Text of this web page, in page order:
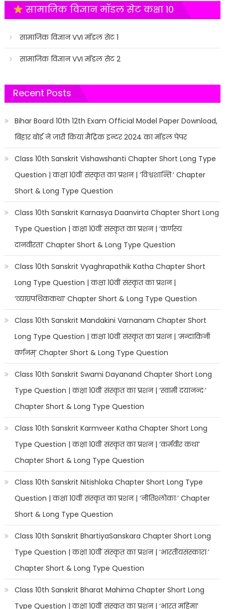
सामाजिक विज्ञान मॉडल सेट कक्षा 10
सामाजिक विज्ञान VVI मॉडल सेट 1
सामाजिक विज्ञान VVI मॉडल सेट 2
Recent Posts
Bihar Board 10th 12th Exam Official Model Paper Download,
बिहार बोर्ड ने जारी किया मैट्रिक इन्टर 2024 का मॉडल पेपर
Class 10th Sanskrit Vishawshanti Chapter Short Long Type
Question | कक्षा 10वीं संस्कृत का प्रशन | ‘विश्वशान्तिः’ Chapter
Short & Long Type Question
Class 10th Sanskrit Karnasya Daanvirta Chapter Short Long
Type Question | कक्षा 10वीं संस्कृत का प्रशन | ‘कर्णस्य
दानवीरता’ Chapter Short & Long Type Question
Class 10th Sanskrit Vyaghrapathik Katha Chapter Short
Long Type Question | कक्षा 10वीं संस्कृत का प्रशन |
‘व्याघ्रपथिककथा’ Chapter Short & Long Type Question
Class 10th Sanskrit Mandakini Varnanam Chapter Short
Long Type Question | कक्षा 10वीं संस्कृत का प्रशन | ‘मन्दाकिनी
वर्णनम्’ Chapter Short & Long Type Question
Class 10th Sanskrit Swami Dayanand Chapter Short Long
Type Question | कक्षा 10वीं संस्कृत का प्रशन | ‘स्वामी दयानन्दः’
Chapter Short & Long Type Question
Class 10th Sanskrit Karmveer Katha Chapter Short Long
Type Question | कक्षा 10वीं संस्कृत का प्रशन | ‘कर्मवीर कथा’
Chapter Short & Long Type Question
Class 10th Sanskrit Nitishloka Chapter Short Long Type
Question | कक्षा 10वीं संस्कृत का प्रशन | ‘नीतिश्लोकाः’ Chapter
Short & Long Type Question
Class 10th Sanskrit BhartiyaSanskara Chapter Short Long
Type Question | कक्षा 10वीं संस्कृत का प्रशन | ‘भारतीयसंस्काराः’
Chapter Short & Long Type Question
Class 10th Sanskrit Bharat Mahima Chapter Short Long
Type Question | कक्षा 10वीं संस्कृत का प्रशन | ‘भारत महिमा’